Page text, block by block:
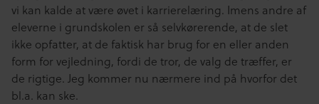
vi kan kalde at være øvet i karrierelæring. Imens andre af
eleverne i grundskolen er så selvkørerende, at de slet
ikke opfatter, at de faktisk har brug for en eller anden
form for vejledning, fordi de tror, de valg de træffer, er
de rigtige. Jeg kommer nu nærmere ind på hvorfor det
bl.a. kan ske.